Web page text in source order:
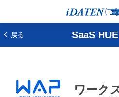
戻る SaaS
ワーク